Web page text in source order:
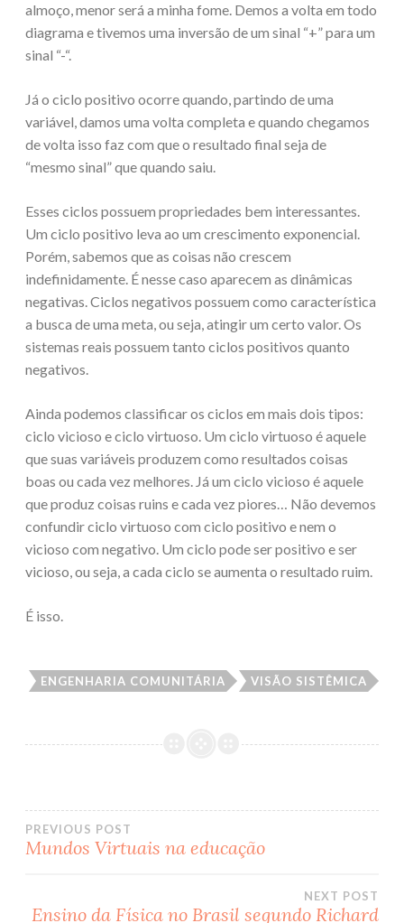
almoço, menor será a minha fome. Demos a volta em todo
diagrama e tivemos uma inversão de um sinal “+” para um
sinal “-“.
Já o ciclo positivo ocorre quando, partindo de uma
variável, damos uma volta completa e quando chegamos
de volta isso faz com que o resultado final seja de
“mesmo sinal” que quando saiu.
Esses ciclos possuem propriedades bem interessantes.
Um ciclo positivo leva ao um crescimento exponencial.
Porém, sabemos que as coisas não crescem
indefinidamente. É nesse caso aparecem as dinâmicas
negativas. Ciclos negativos possuem como característica
a busca de uma meta, ou seja, atingir um certo valor. Os
sistemas reais possuem tanto ciclos positivos quanto
negativos.
Ainda podemos classificar os ciclos em mais dois tipos:
ciclo vicioso e ciclo virtuoso. Um ciclo virtuoso é aquele
que suas variáveis produzem como resultados coisas
boas ou cada vez melhores. Já um ciclo vicioso é aquele
que produz coisas ruins e cada vez piores… Não devemos
confundir ciclo virtuoso com ciclo positivo e nem o
vicioso com negativo. Um ciclo pode ser positivo e ser
vicioso, ou seja, a cada ciclo se aumenta o resultado ruim.
É isso.
ENGENHARIA COMUNITÁRIA VISÃO SISTÊMICA
navigation
PREVIOUS POST
Mundos Virtuais na educação
NEXT POST
Ensino da Física no Brasil segundo Richard